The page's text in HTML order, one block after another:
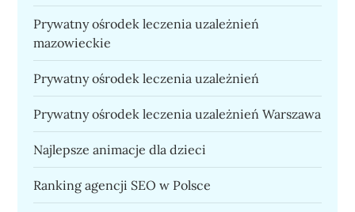
Prywatny ośrodek leczenia uzależnień
mazowieckie
Prywatny ośrodek leczenia uzależnień
Prywatny ośrodek leczenia uzależnień Warszawa
Najlepsze animacje dla dzieci
Ranking agencji SEO w Polsce